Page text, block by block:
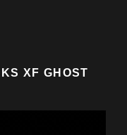
XF GHOST